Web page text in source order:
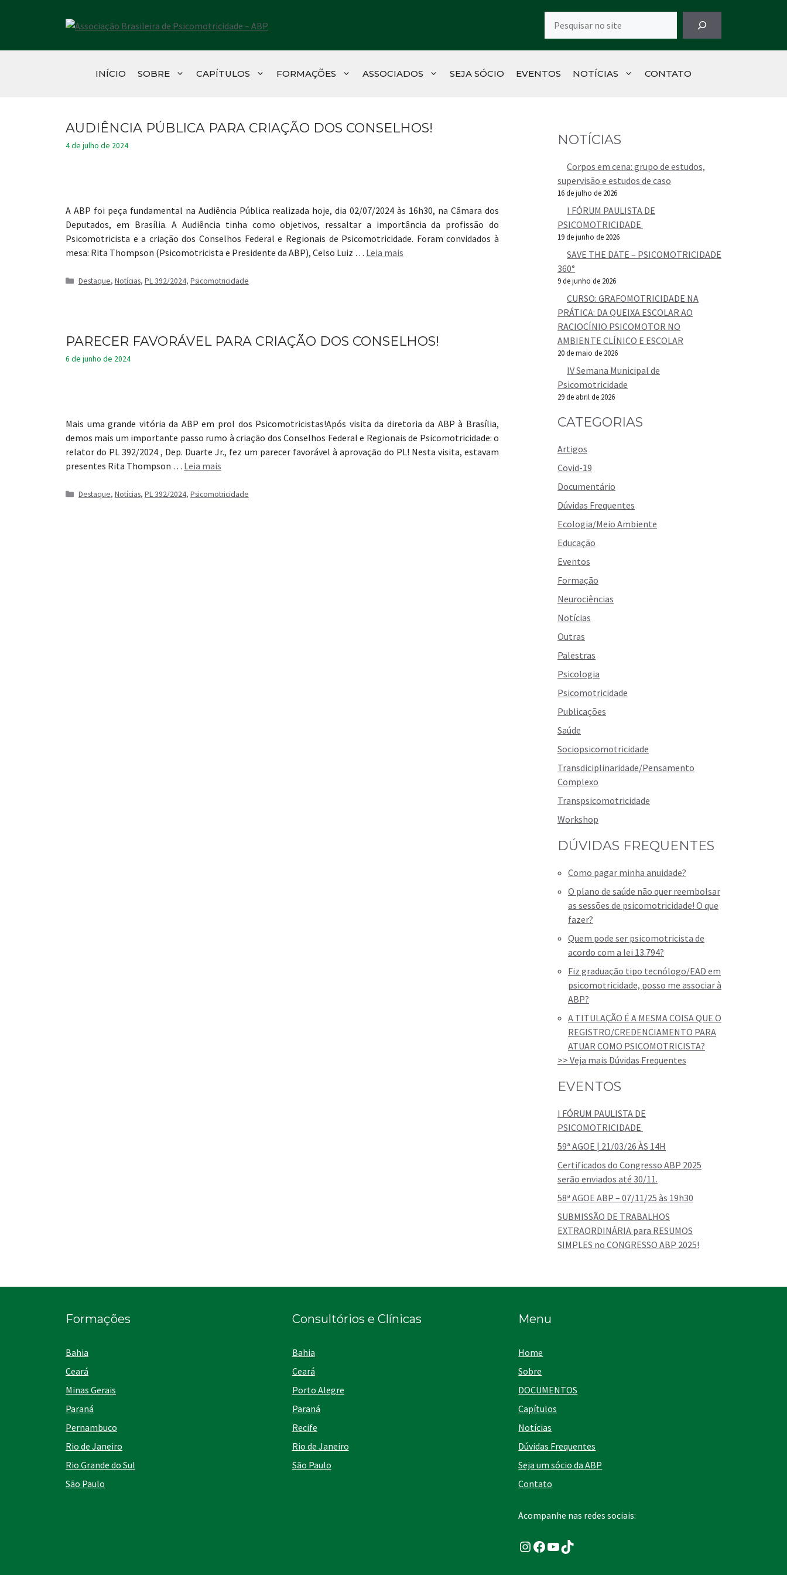
conteúdo
INÍCIO SOBRE CAPÍTULOS FORMAÇÕES ASSOCIADOS SEJA SÓCIO EVENTOS NOTÍCIAS CONTATO
AUDIÊNCIA PÚBLICA PARA CRIAÇÃO DOS CONSELHOS!
4 de julho de 2024
A ABP foi peça fundamental na Audiência Pública realizada hoje, dia 02/07/2024 às 16h30, na Câmara dos
Deputados, em Brasília. A Audiência tinha como objetivos, ressaltar a importância da profissão do
Psicomotricista e a criação dos Conselhos Federal e Regionais de Psicomotricidade. Foram convidados à
mesa: Rita Thompson (Psicomotricista e Presidente da ABP), Celso Luiz … Leia mais
Categorias
Destaque, Notícias, PL 392/2024, Psicomotricidade
PARECER FAVORÁVEL PARA CRIAÇÃO DOS CONSELHOS!
6 de junho de 2024
Mais uma grande vitória da ABP em prol dos Psicomotricistas!Após visita da diretoria da ABP à Brasília,
demos mais um importante passo rumo à criação dos Conselhos Federal e Regionais de Psicomotricidade: o
relator do PL 392/2024 , Dep. Duarte Jr., fez um parecer favorável à aprovação do PL! Nesta visita, estavam
presentes Rita Thompson … Leia mais
Categorias
Destaque, Notícias, PL 392/2024, Psicomotricidade
NOTÍCIAS
Corpos em cena: grupo de estudos,
supervisão e estudos de caso
16 de julho de 2026
I FÓRUM PAULISTA DE
PSICOMOTRICIDADE
19 de junho de 2026
SAVE THE DATE – PSICOMOTRICIDADE
360°
9 de junho de 2026
CURSO: GRAFOMOTRICIDADE NA
PRÁTICA: DA QUEIXA ESCOLAR AO
RACIOCÍNIO PSICOMOTOR NO
AMBIENTE CLÍNICO E ESCOLAR
20 de maio de 2026
IV Semana Municipal de
Psicomotricidade
29 de abril de 2026
CATEGORIAS
Artigos
Covid-19
Documentário
Dúvidas Frequentes
Ecologia/Meio Ambiente
Educação
Eventos
Formação
Neurociências
Notícias
Outras
Palestras
Psicologia
Psicomotricidade
Publicações
Saúde
Sociopsicomotricidade
Transdiciplinaridade/Pensamento
Complexo
Transpsicomotricidade
Workshop
DÚVIDAS FREQUENTES
Como pagar minha anuidade?
O plano de saúde não quer reembolsar
as sessões de psicomotricidade! O que
fazer?
Quem pode ser psicomotricista de
acordo com a lei 13.794?
Fiz graduação tipo tecnólogo/EAD em
psicomotricidade, posso me associar à
ABP?
A TITULAÇÃO É A MESMA COISA QUE O
REGISTRO/CREDENCIAMENTO PARA
ATUAR COMO PSICOMOTRICISTA?
>> Veja mais Dúvidas Frequentes
EVENTOS
I FÓRUM PAULISTA DE
PSICOMOTRICIDADE
59ª AGOE | 21/03/26 ÀS 14H
Certificados do Congresso ABP 2025
serão enviados até 30/11.
58ª AGOE ABP – 07/11/25 às 19h30
SUBMISSÃO DE TRABALHOS
EXTRAORDINÁRIA para RESUMOS
SIMPLES no CONGRESSO ABP 2025!
Formações
Bahia
Ceará
Minas Gerais
Paraná
Pernambuco
Rio de Janeiro
Rio Grande do Sul
São Paulo
Consultórios e Clínicas
Bahia
Ceará
Porto Alegre
Paraná
Recife
Rio de Janeiro
São Paulo
Menu
Home
Sobre
DOCUMENTOS
Capítulos
Notícias
Dúvidas Frequentes
Seja um sócio da ABP
Contato
Acompanhe nas redes sociais:
Instagram
Facebook
Youtube
TikTok